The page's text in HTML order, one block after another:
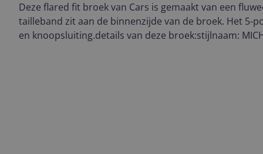
Deze flared fit broek van Cars is gemaakt van een
tailleband zit aan de binnenzijde van de broek. Het 5-
en knoopsluiting.details van deze broek:stijlnaam: